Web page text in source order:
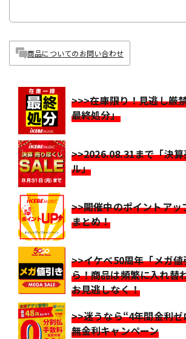
商品についてのお問い合わせ
>>>在庫限り！見逃し厳
最終処分」
>>2026.08.31まで「決
ル」
>>開催中のポイントアッ
まとめ！
>>イケベ50周年「メガ
ら！商品は頻繁に入れ替
お見逃しなく！
>>迷うなら“4年間金利
無金利キャンペーン